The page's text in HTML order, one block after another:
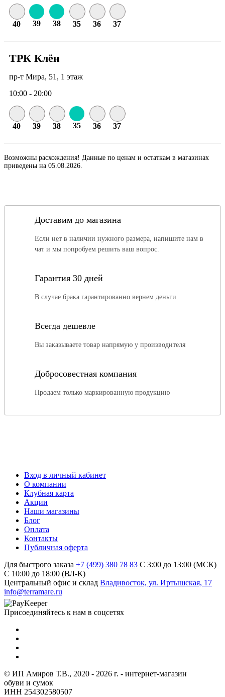
40 39 38 35 36 37
ТРК Клён
пр-т Мира, 51, 1 этаж
10:00 - 20:00
40 39 38 35 36 37
Возможны расхождения! Данные по ценам и остаткам в магазинах
приведены на 05.08.2026.
Доставим до магазина
Если нет в наличии нужного размера, напишите нам в
чат и мы попробуем решить ваш вопрос.
Гарантия 30 дней
В случае брака гарантированно вернем деньги
Всегда дешевле
Вы заказываете товар напрямую у производителя
Добросовестная компания
Продаем только маркированную продукцию
Вход в личный кабинет
О компании
Клубная карта
Акции
Наши магазины
Блог
Оплата
Контакты
Публичная оферта
Для быстрого заказа +7 (499) 380 78 83 С 3:00 до 13:00 (МСК)
C 10:00 до 18:00 (ВЛ-К)
Центральный офис и склад Владивосток, ул. Иртышская, 17
info@terramare.ru
Присоединяйтесь к нам в соцсетях
© ИП Амиров Т.В., 2020 - 2026 г. - интернет-магазин
обуви и сумок
ИНН 254302580507